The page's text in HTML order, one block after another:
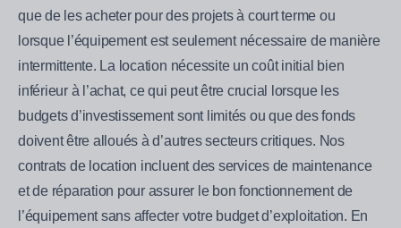
que de les acheter pour des projets à court terme ou
lorsque l’équipement est seulement nécessaire de manière
intermittente. La location nécessite un coût initial bien
inférieur à l’achat, ce qui peut être crucial lorsque les
budgets d’investissement sont limités ou que des fonds
doivent être alloués à d’autres secteurs critiques. Nos
contrats de location incluent des services de maintenance
et de réparation pour assurer le bon fonctionnement de
l’équipement sans affecter votre budget d’exploitation. En